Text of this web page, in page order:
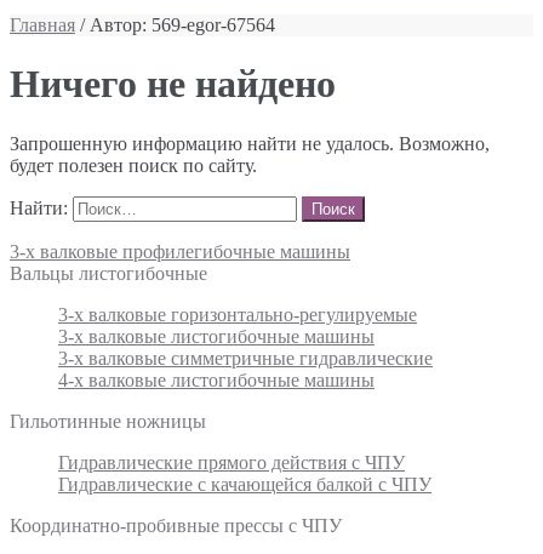
Главная / Автор: 569-egor-67564
Ничего не найдено
Запрошенную информацию найти не удалось. Возможно,
будет полезен поиск по сайту.
Найти:
3-х валковые профилегибочные машины
Вальцы листогибочные
3-х валковые горизонтально-регулируемые
3-х валковые листогибочные машины
3-х валковые симметричные гидравлические
4-х валковые листогибочные машины
Гильотинные ножницы
Гидравлические прямого действия с ЧПУ
Гидравлические с качающейся балкой с ЧПУ
Координатно-пробивные прессы с ЧПУ